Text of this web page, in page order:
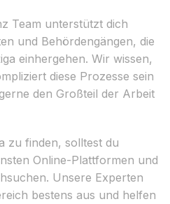
Team unterstützt dich
und Behördengängen, die
einhergehen. Wir wissen,
diese Prozesse sein
den Großteil der Arbeit
zu finden, solltest du
Online-Plattformen und
Unsere Experten
bestens aus und helfen